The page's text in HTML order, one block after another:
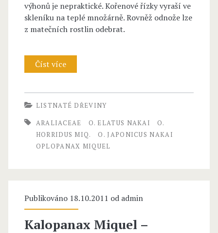
výhonů je nepraktické. Kořenové řízky vyraší ve
skleníku na teplé množárně. Rovněž odnože lze
z matečních rostlin odebrat.
Číst víceO
p
a
x
M
LISTNATÉ DŘEVINY
ARALIACEAE
O. ELATUS NAKAI
O.
HORRIDUS MIQ.
O. JAPONICUS NAKAI
OPLOPANAX MIQUEL
Publikováno 18.10.2011 od admin
Kalopanax Miquel –